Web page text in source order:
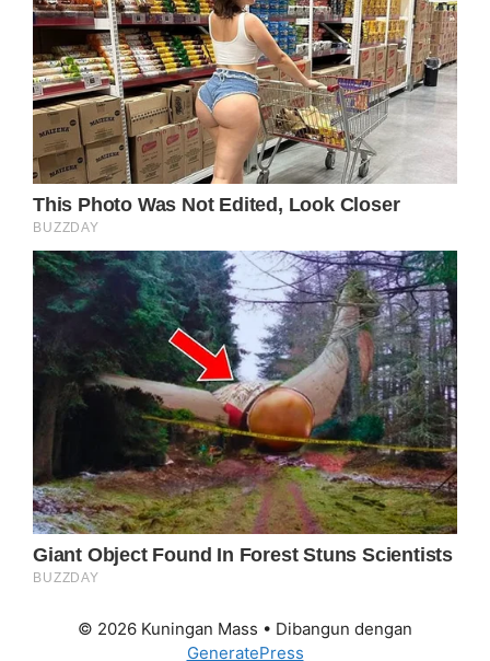
© 2026 Kuningan Mass • Dibangun dengan
GeneratePress